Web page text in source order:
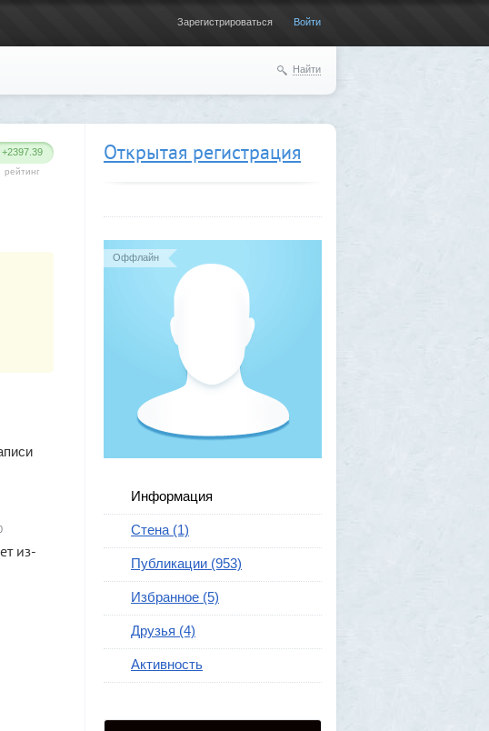
Зарегистрироваться Войти
Найти
Открытая регистрация
Оффлайн
Информация
Стена (1)
Публикации (953)
Избранное (5)
Друзья (4)
Активность
+2397.39
рейтинг
из-